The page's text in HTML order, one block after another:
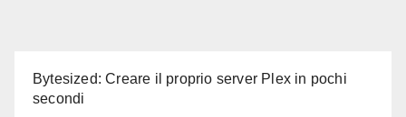
Bytesized: Creare il proprio server Plex in pochi
secondi